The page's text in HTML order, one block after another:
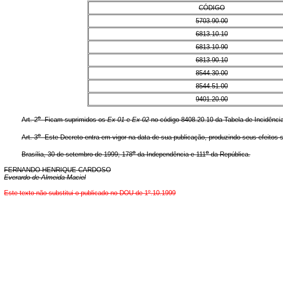
CÓDIGO
5703.90.00
6813.10.10
6813.10.90
6813.90.10
8544.30.00
8544.51.00
9401.20.00
Art. 2oFicam suprimidos osEx 01eEx 02no código 8408.20.10 da Tabela de
Art. 3oEste Decreto entra em vigor na data de sua publicação, produzindo seus efeitos
Brasília, 30 de setembro de 1999; 178oda Independência e 111oda República.
FERNANDO HENRIQUE CARDOSO
Everardo de Almeida Maciel
Este texto não substitui o publicado no DOU de 1º.10.1999